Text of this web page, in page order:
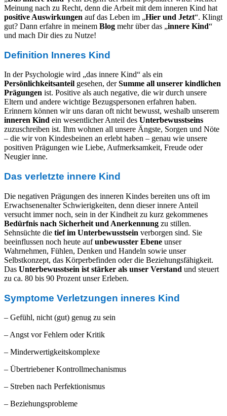
Meinung nach zu Recht, denn die Arbeit mit dem inneren Kind hat
positive Auswirkungen auf das Leben im „Hier und Jetzt“. Klingt
gut? Dann erfahre in meinem Blog mehr über das „innere Kind“
und mach Dir dies zu Nutze!
Definition Inneres Kind
In der Psychologie wird „das innere Kind“ als ein
Persönlichkeitsanteil gesehen, derSumme all unserer kindlichen
Prägungen ist. Positive als auch negative, die wir durch unsere
Eltern und andere wichtige Bezugspersonen erfahren haben.
Erinnern können wir uns daran oft nicht bewusst, weshalb unserem
inneren Kind ein wesentlicher Anteil des Unterbewusstseins
zuzuschreiben ist. Ihm wohnen all unsere Ängste, Sorgen und Nöte
– die wir von Kindesbeinen an erlebt haben – genau wie unsere
positiven Prägungen wie Liebe, Aufmerksamkeit, Freude oder
Neugier inne.
Das verletzte innere Kind
Die negativen Prägungen des inneren Kindes bereiten uns oft im
Erwachsenenalter Schwierigkeiten, denn dieser innere Anteil
versucht immer noch, sein in der Kindheit zu kurz gekommenes
Bedürfnis nach Sicherheit und Anerkennung zu stillen.
Sehnsüchte die tief im Unterbewusstsein verborgen sind. Sie
beeinflussen noch heute aufunbewusster Ebene unser
Wahrnehmen, Fühlen, Denken und Handeln sowie unser
Selbstkonzept, das Körperbefinden oder die Beziehungsfähigkeit.
Das Unterbewusstsein ist stärker als unser Verstand und steuert
zu ca. 80 bis 90 Prozent unser Erleben.
Symptome Verletzungen inneres Kind
– Gefühl, nicht (gut) genug zu sein
– Angst vor Fehlern oder Kritik
– Minderwertigkeitskomplexe
– Übertriebener Kontrollmechanismus
– Streben nach Perfektionismus
– Beziehungsprobleme